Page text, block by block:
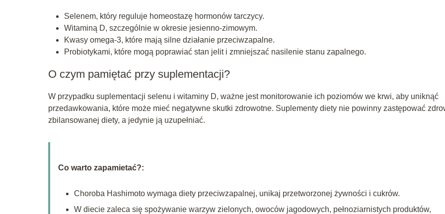
Selenem, który reguluje homeostazę hormonów tarczycy.
Witaminą D, szczególnie w okresie jesienno-zimowym.
Kwasy omega-3, które mają silne działanie przeciwzapalne.
Probiotykami, które mogą poprawiać stan jelit i zmniejszać nasilenie stanu zapalnego.
O czym pamiętać przy suplementacji?
W przypadku suplementacji selenu i witaminy D, ważne jest monitorowanie ich poziomów we krwi, aby uniknąć
przedawkowania, które może mieć negatywne skutki zdrowotne. Suplementy diety nie powinny zastępować
zbilansowanej diety, a jedynie ją uzupełniać.
Co warto zapamietać?:
Choroba Hashimoto wymaga diety przeciwzapalnej, unikaj przetworzonej żywności i cukrów.
W diecie zaleca się spożywanie warzyw zielonych, owoców jagodowych, pełnoziarnistych produktów,